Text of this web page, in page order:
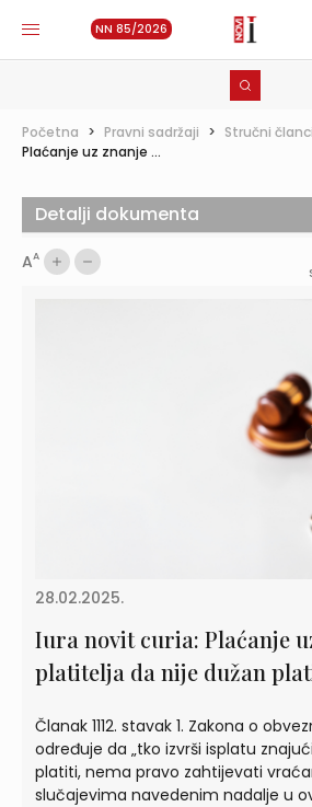
NN 85/2026
Početna > Pravni sadržaji > Stručni članci
Plaćanje uz znanje ...
AA
28.02.2025.
Iura novit curia: Plaćanje
platitelja da nije dužan
Članak 1112. stavak 1. Zakona o
određuje da „tko izvrši isplatu
platiti, nema pravo zahtijevati
slučajevima navedenim nadalje u
Detalji dokumenta